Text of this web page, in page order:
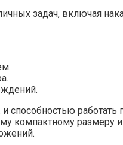
задач, включая
работать
компактному размеру и